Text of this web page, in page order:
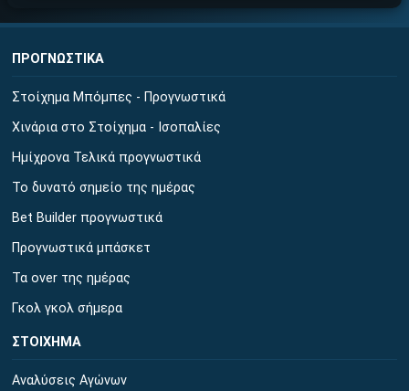
ΠΡΟΓΝΩΣΤΙΚΑ
Στοίχημα Μπόμπες - Προγνωστικά
Χινάρια στο Στοίχημα - Ισοπαλίες
Ημίχρονα Τελικά προγνωστικά
Το δυνατό σημείο της ημέρας
Bet Builder προγνωστικά
Προγνωστικά μπάσκετ
Τα over της ημέρας
Γκολ γκολ σήμερα
ΣΤΟΙΧΗΜΑ
Αναλύσεις Αγώνων